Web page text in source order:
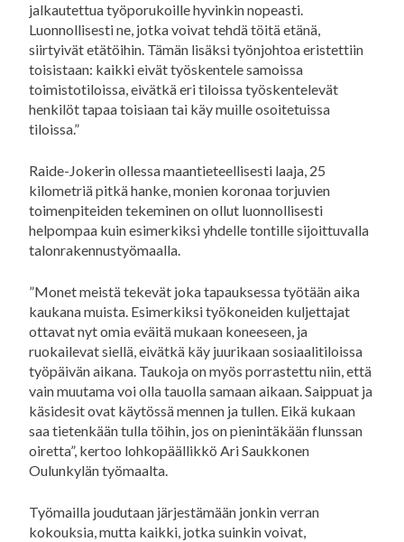
jalkautettua työporukoille hyvinkin nopeasti.
Luonnollisesti ne, jotka voivat tehdä töitä etänä,
siirtyivät etätöihin. Tämän lisäksi työnjohtoa eristettiin
toisistaan: kaikki eivät työskentele samoissa
toimistotiloissa, eivätkä eri tiloissa työskentelevät
henkilöt tapaa toisiaan tai käy muille osoitetuissa
tiloissa.”
Raide-Jokerin ollessa maantieteellisesti laaja, 25
kilometriä pitkä hanke, monien koronaa torjuvien
toimenpiteiden tekeminen on ollut luonnollisesti
helpompaa kuin esimerkiksi yhdelle tontille sijoittuvalla
talonrakennustyömaalla.
”Monet meistä tekevät joka tapauksessa työtään aika
kaukana muista. Esimerkiksi työkoneiden kuljettajat
ottavat nyt omia eväitä mukaan koneeseen, ja
ruokailevat siellä, eivätkä käy juurikaan sosiaalitiloissa
työpäivän aikana. Taukoja on myös porrastettu niin, että
vain muutama voi olla tauolla samaan aikaan. Saippuat ja
käsidesit ovat käytössä mennen ja tullen. Eikä kukaan
saa tietenkään tulla töihin, jos on pienintäkään flunssan
oiretta”, kertoo lohkopäällikkö Ari Saukkonen
Oulunkylän työmaalta.
Työmailla joudutaan järjestämään jonkin verran
kokouksia, mutta kaikki, jotka suinkin voivat,